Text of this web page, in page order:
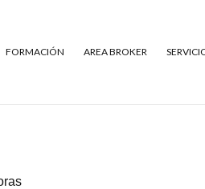
FORMACIÓN AREA BROKER